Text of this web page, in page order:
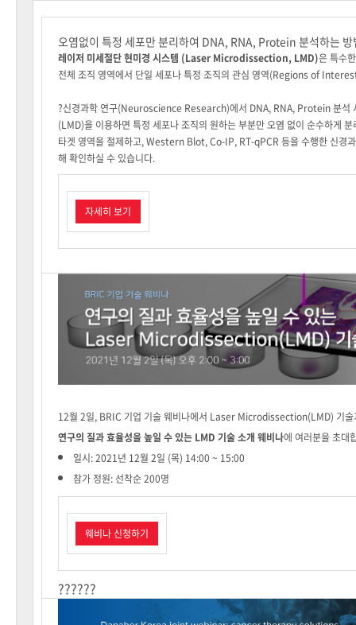
오염없이 특정 세포만 분리하여 DNA, RNA, Protein 분석하는 방
레이저 미세절단 현미경 시스템 (Laser Microdissection, LMD)은 특수
전체 조직 영역에서 단일 세포나 특정 조직의 관심 영역(Regions of
?신경과학 연구(Neuroscience Research)에서 DNA, RNA, Protein 분석
(LMD)을 이용하면 특정 세포나 조직의 원하는 부분만 오염 없이 순수하게
타겟 영역을 절제하고, Western Blot, Co-IP, RT-qPCR 등을 수행한 신경
해 확인하실 수 있습니다.
자세히 보기
12월 2일, BRIC 기업 기술 웨비나에서 Laser Microdissection(LMD) 기술
연구의 질과 효율성을 높일 수 있는 LMD 기술 소개 웨비나에 여러분을 초대
일시: 2021년 12월 2일 (목) 14:00 ~ 15:00
참가 정원: 선착순 200명
웨비나 신청하기
??????